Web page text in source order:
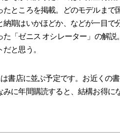
たところを掲載。どのモデルま
納期はいかほどか、などが一目
た「ゼニス オシレーター」の解
と思う。
書店に並ぶ予定です。お近くの
みに年間購読すると、結構お得に